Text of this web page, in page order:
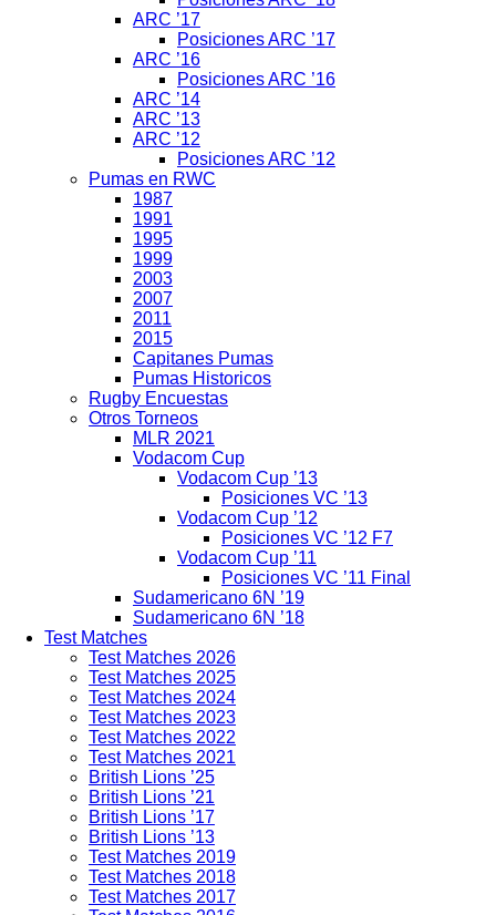
ARC ’17
Posiciones ARC ’17
ARC ’16
Posiciones ARC ’16
ARC ’14
ARC ’13
ARC ’12
Posiciones ARC ’12
Pumas en RWC
1987
1991
1995
1999
2003
2007
2011
2015
Capitanes Pumas
Pumas Historicos
Rugby Encuestas
Otros Torneos
MLR 2021
Vodacom Cup
Vodacom Cup ’13
Posiciones VC ’13
Vodacom Cup ’12
Posiciones VC ’12 F7
Vodacom Cup ’11
Posiciones VC ’11 Final
Sudamericano 6N ’19
Sudamericano 6N ’18
Test Matches
Test Matches 2026
Test Matches 2025
Test Matches 2024
Test Matches 2023
Test Matches 2022
Test Matches 2021
British Lions ’25
British Lions ’21
British Lions ’17
British Lions ’13
Test Matches 2019
Test Matches 2018
Test Matches 2017